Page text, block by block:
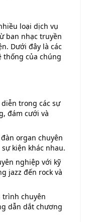
loại dịch vụ
ban nhạc truyền
Dưới đây là các
thống của chúng
trong các sự
đám cưới và
organ chuyên
kiện khác nhau.
nghiệp với kỹ
jazz đến rock và
trình chuyên
dẫn dắt chương